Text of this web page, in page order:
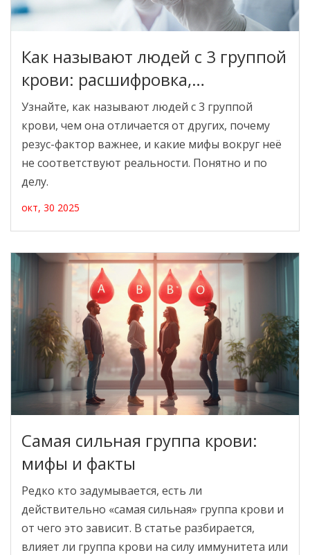
Как называют людей с 3 группой
крови: расшифровка,
особенности и мифы
Узнайте, как называют людей с 3 группой
крови, чем она отличается от других, почему
резус-фактор важнее, и какие мифы вокруг неё
не соответствуют реальности. Понятно и по
делу.
окт, 30 2025
Самая сильная группа крови:
мифы и факты
Редко кто задумывается, есть ли
действительно «самая сильная» группа крови и
от чего это зависит. В статье разбирается,
влияет ли группа крови на силу иммунитета или